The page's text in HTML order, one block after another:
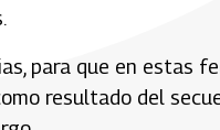
para que en estas
resultado del